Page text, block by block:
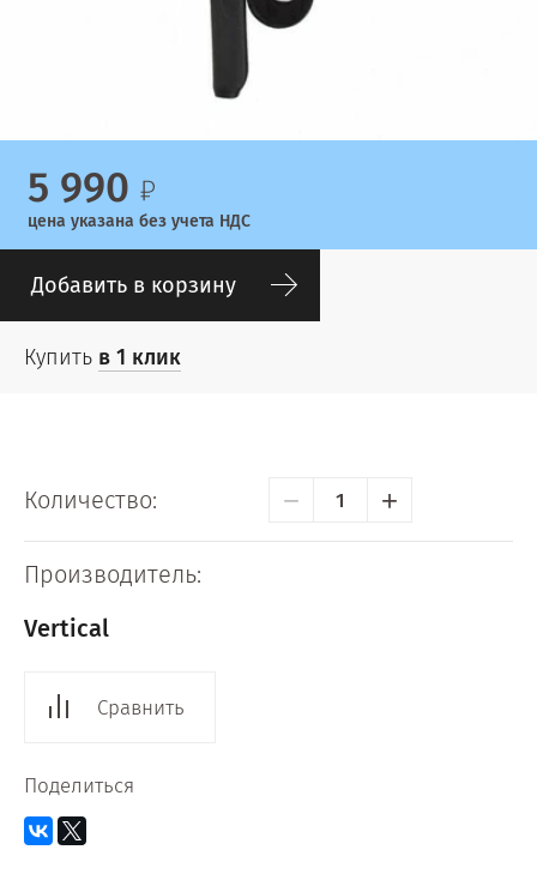
5 990
цена указана без учета НДС
Добавить в корзину
Купить в 1 клик
Количество: − +
Производитель:
Vertical
Сравнить
Поделиться